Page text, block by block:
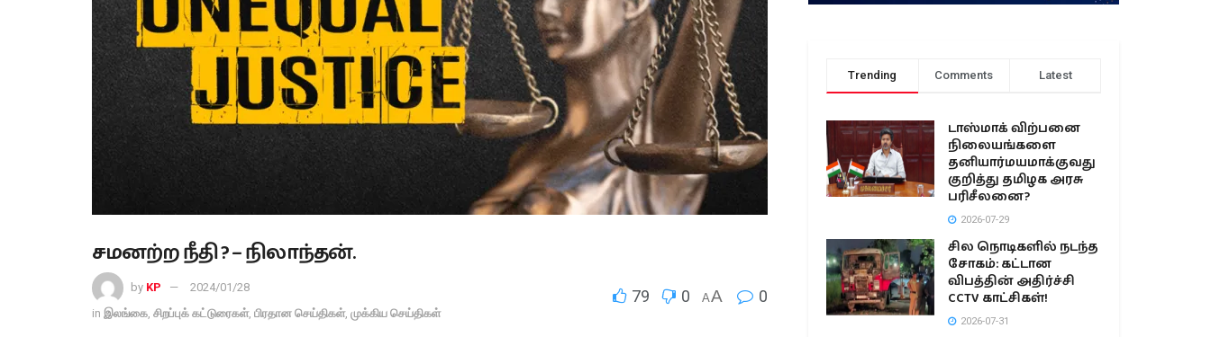
சமனற்ற நீதி ? – நிலாந்தன்.
by KP
2024/01/28
in இலங்கை சிறப்புக் கட்டுரைகள், பிரதான செய்திகள், முக்கிய செய்திகள்
79 0 AA 0
Trending Comments Latest
டாஸ்மாக் விற்பனை
நிலையங்களை
தனியார்மயமாக்குவது
குறித்து தமிழக அரசு
பரிசீலனை?
2026-07-29
சில நொடிகளில் நடந்த
சோகம்: கட்டான
விபத்தின் அதிர்ச்சி
CCTV காட்சிகள்!
2026-07-31